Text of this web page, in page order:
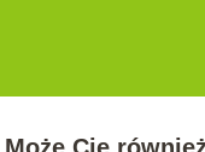
Może Cię